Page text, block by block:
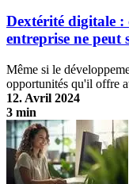
Dextérité digitale :
entreprise ne peut
Même si le
opportunités qu'il offre
12. Avril 2024
3 min
Dextérité digitale : cinq
passer